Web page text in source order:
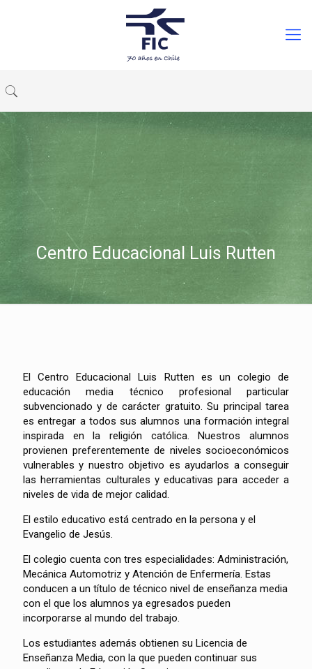
Centro Educacional Luis Rutten
El Centro Educacional Luis Rutten es un colegio de
educación media técnico profesional particular
subvencionado y de carácter gratuito. Su principal tarea
es entregar a todos sus alumnos una formación integral
inspirada en la religión católica. Nuestros alumnos
provienen preferentemente de niveles socioeconómicos
vulnerables y nuestro objetivo es ayudarlos a conseguir
las herramientas culturales y educativas para acceder a
niveles de vida de mejor calidad.
El estilo educativo está centrado en la persona y el
Evangelio de Jesús.
El colegio cuenta con tres especialidades: Administración,
Mecánica Automotriz y Atención de Enfermería. Estas
conducen a un título de técnico nivel de enseñanza media
con el que los alumnos ya egresados pueden
incorporarse al mundo del trabajo.
Los estudiantes además obtienen su Licencia de
Enseñanza Media, con la que pueden continuar sus